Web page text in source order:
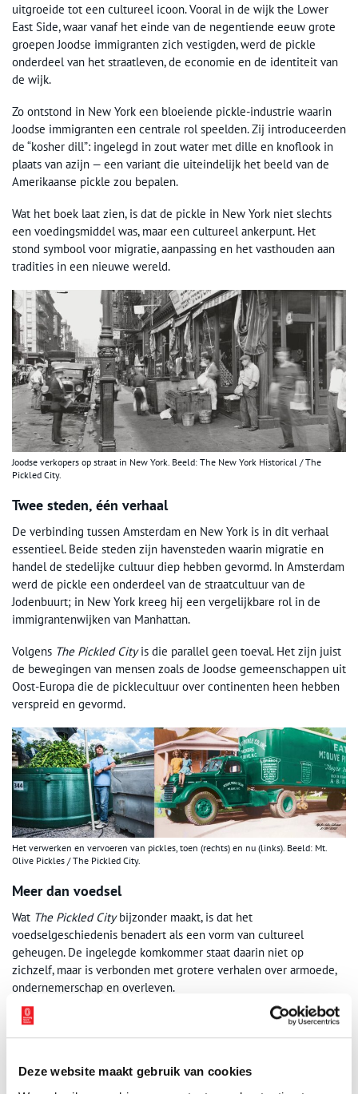
Deze website maakt gebruik van cookies
uitgroeide tot een cultureel icoon. Vooral in de wijk the Lower
East Side, waar vanaf het einde van de negentiende eeuw grote
groepen Joodse immigranten zich vestigden, werd de pickle
onderdeel van het straatleven, de economie en de identiteit van
de wijk.
Zo ontstond in New York een bloeiende pickle-industrie waarin
Joodse immigranten een centrale rol speelden. Zij introduceerden
de “kosher dill”: ingelegd in zout water met dille en knoflook in
plaats van azijn — een variant die uiteindelijk het beeld van de
Amerikaanse pickle zou bepalen.
Wat het boek laat zien, is dat de pickle in New York niet slechts
een voedingsmiddel was, maar een cultureel ankerpunt. Het
stond symbool voor migratie, aanpassing en het vasthouden aan
tradities in een nieuwe wereld.
Joodse verkopers op straat in New York. Beeld: The New York Historical / The
Pickled City.
Twee steden, één verhaal
De verbinding tussen Amsterdam en New York is in dit verhaal
essentieel. Beide steden zijn havensteden waarin migratie en
handel de stedelijke cultuur diep hebben gevormd. In Amsterdam
werd de pickle een onderdeel van de straatcultuur van de
Jodenbuurt; in New York kreeg hij een vergelijkbare rol in de
immigrantenwijken van Manhattan.
Volgens The Pickled Cityis die parallel geen toeval. Het zijn juist
de bewegingen van mensen zoals de Joodse gemeenschappen uit
Oost-Europa die de picklecultuur over continenten heen hebben
verspreid en gevormd.
Het verwerken en vervoeren van pickles, toen (rechts) en nu (links). Beeld: Mt.
Olive Pickles / The Pickled City.
Meer dan voedsel
Wat The Pickled Citybijzonder maakt, is dat het
voedselgeschiedenis benadert als een vorm van cultureel
geheugen. De ingelegde komkommer staat daarin niet op
zichzelf, maar is verbonden met grotere verhalen over armoede,
ondernemerschap en overleven.
In New York groeide de pickle uiteindelijk uit tot een
miljardenindustrie, maar de oorsprong ligt in de kleine winkels,